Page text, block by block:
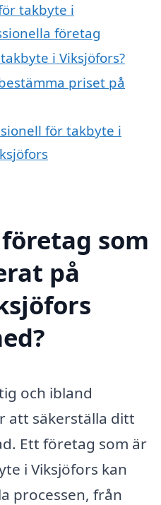
takbyte i
företag
i Viksjöfors?
priset på
för takbyte i
som
på
och ibland
att säkerställa ditt
Ett företag som är
i Viksjöfors kan
processen, från